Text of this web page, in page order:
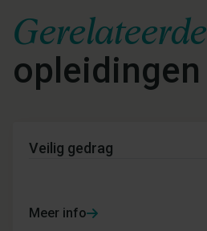
Gerelateerde
opleidingen
Veilig gedrag
Meer info